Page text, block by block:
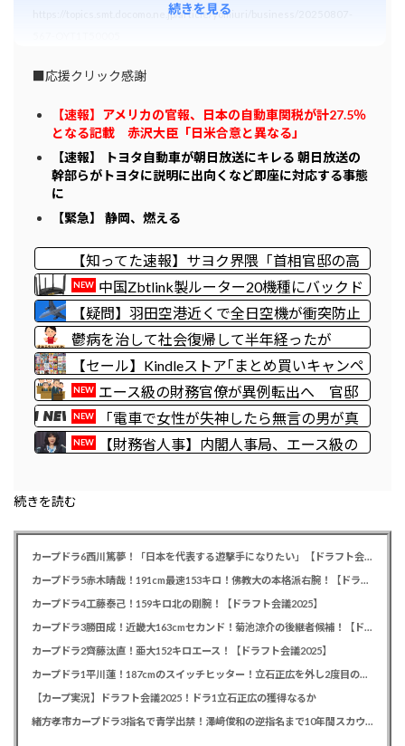
https://topics.smt.docomo.ne.jp/article/yomiuri/business/20250807-
■応援クリック感謝
【速報】アメリカの官報、日本の自動車関税が計27.5％
となる記載 赤沢大臣「日米合意と異なる」
【速報】 トヨタ自動車が朝日放送にキレる 朝日放送の
幹部らがトヨタに説明に出向くなど即座に対応する事態
に
【緊急】 静岡、燃える
【知ってた速報】サヨク界隈「首相官邸の高
市熊本訪問動画にBGMが付いてる！災害利
用ガー！」→産経「安倍岸田石破時代も同
様。当時は批判なかった」（動画）
NEW 中国Zbtlink製ルーター20機種にバックド
ア見つかる 外部から完全制御のおそれ
【疑問】羽田空港近くで全日空機が衝突防止
装置で作動回避。これで「ニアミスではな
い」ってマジ？
鬱病を治して社会復帰して半年経ったが
【セール】Kindleストア｢まとめ買いキャンペ
ーン1週目｣や｢集英社のマンガ39%オフクー
ポン｣など今日終了
NEW
エース級の財務官僚が異例転出へ 官邸
幹部「協力的でなかったから」
NEW
「電車で女性が失神したら無言の男が真
横についてきた」とタレントが主張、虚言疑
NEW
【財務省人事】内閣人事局、エース級の
歴任 、岸田首相の後輩
続きを読む
続きを見る
カープドラ6西川篤夢！「日本を代表する遊撃手になりたい」【ドラフト会議2025】
カープドラ5赤木晴哉！191cm最速153キロ！佛教大の本格派右腕！【ドラフト会議2025】
カープドラ4工藤泰己！159キロ北の剛腕！【ドラフト会議2025】
カープドラ3勝田成！近畿大163cmセカンド！菊池涼介の後継者候補！【ドラフト会議2025】
カープドラ2齊藤汰直！亜大152キロエース！【ドラフト会議2025】
カープドラ1平川蓮！187cmのスイッチヒッター！立石正広を外し2度目の重複も新井監督がクジを引き当てる！【ドラフト会議2025】
【カープ実況】ドラフト会議2025！ドラ1立石正広の獲得なるか
緒方孝市カープドラ3指名で青学出禁！澤﨑俊和の逆指名まで10年間スカウト出禁